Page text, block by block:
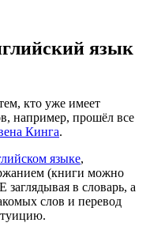
язык
кто уже имеет
например, прошёл все
Кинга.
языке,
(книги можно
заглядывая в словарь, а
слов и перевод